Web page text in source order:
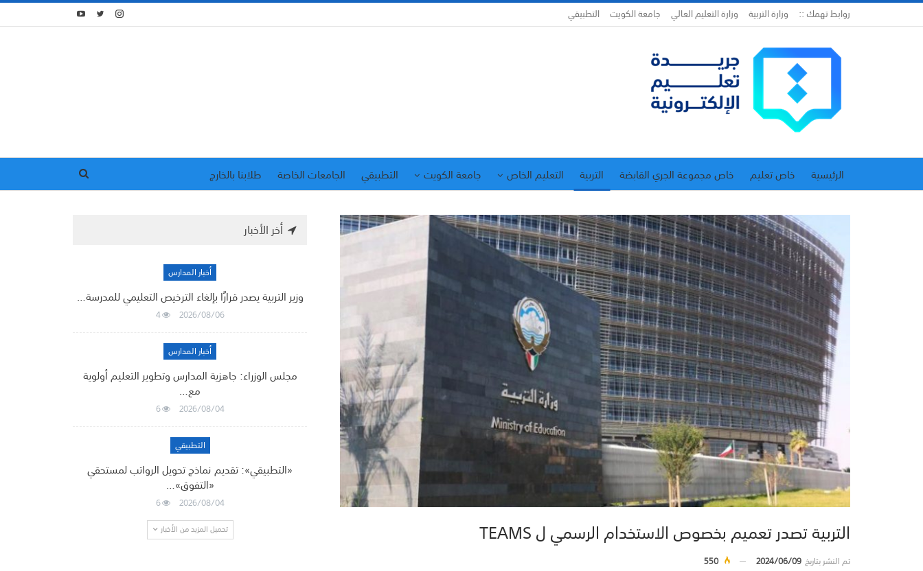
روابط تهمك :: وزارة التربية وزارة التعليم العالي جامعة الكويت التطبيقي
الرئيسية خاص تعليم خاص مجموعة الجري القابضة التربية التعليم الخاص جامعة الكويت التطبيقي الجامعات الخاصة
طلابنا بالخارج
التربية تصدر تعميم بخصوص الاستخدام الرسمي ل TEAMS
تم النشر بتاريخ2024/06/09
550
أخر الأخبار
أخبار المدارس
وزير التربية يصدر قرارًا بإلغاء الترخيص التعليمي للمدرسة…
2026/08/06
4
أخبار المدارس
مجلس الوزراء: جاهزية المدارس وتطوير التعليم أولوية
مع…
2026/08/04
6
التطبيقي
«التطبيقي»: تقديم نماذج تحويل الرواتب لمستحقي
«التفوق»…
2026/08/04
6
تحميل المزيد من الأخبار